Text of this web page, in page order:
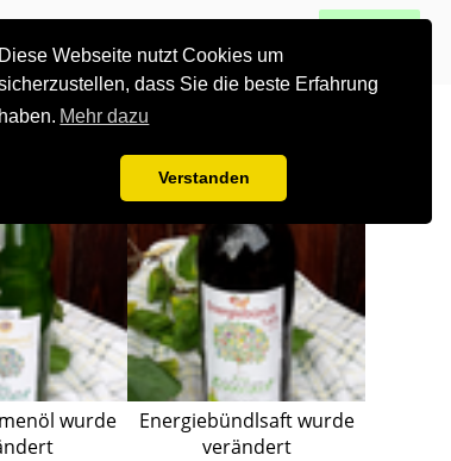
wurde
Energiebündlsaft wurde
verändert
Diese Webseite nutzt Cookies um
dass Sie die beste Erfahrung
haben. Mehr dazu
Verstanden